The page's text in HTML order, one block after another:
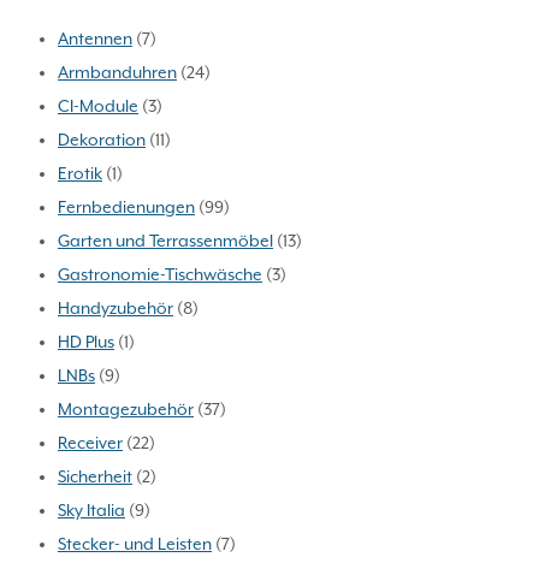
Antennen (7)
Armbanduhren (24)
CI-Module (3)
Dekoration (11)
Erotik (1)
Fernbedienungen (99)
Garten und Terrassenmöbel (13)
Gastronomie-Tischwäsche (3)
Handyzubehör (8)
HD Plus (1)
LNBs (9)
Montagezubehör (37)
Receiver (22)
Sicherheit (2)
Sky Italia (9)
Stecker- und Leisten (7)